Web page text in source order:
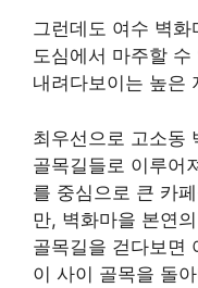
그런데도 여수 벽
도심에서 마주할
내려다보이는 높은
최우선으로 고소동
골목길들로 이루어
를 중심으로 큰 카
만, 벽화마을 본연
골목길을 걷다보면
이 사이 골목을 돌